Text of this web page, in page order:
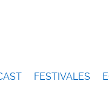
FESTIVALES